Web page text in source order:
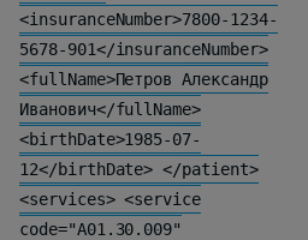
<insuranceNumber>7800-1234-
5678-901</insuranceNumber>
<fullName>Петров Александр
Иванович</fullName>
<birthDate>1985-07-
12</birthDate> </patient>
<services> <service
code="A01.30.009"